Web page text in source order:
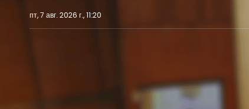
пт, 7 авг. 2026 г., 11:20